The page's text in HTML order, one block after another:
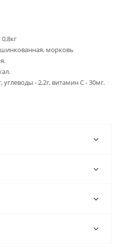
шинкованная, морковь
- 2,2г, витамин С - 30мг.